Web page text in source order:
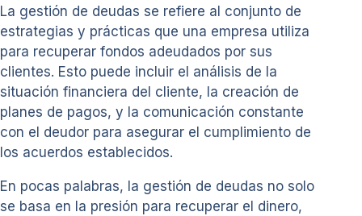
La gestión de deudas se refiere al conjunto de
estrategias y prácticas que una empresa utiliza
para recuperar fondos adeudados por sus
clientes. Esto puede incluir el análisis de la
situación financiera del cliente, la creación de
planes de pagos, y la comunicación constante
con el deudor para asegurar el cumplimiento de
los acuerdos establecidos.
En pocas palabras, la gestión de deudas no solo
se basa en la presión para recuperar el dinero,